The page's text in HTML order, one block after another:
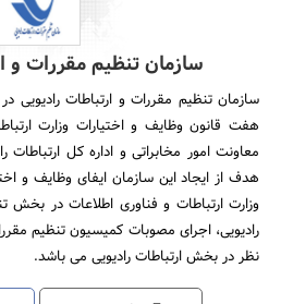
سازمان تنظیم مقررات و
هفت قانون وظایف و اختیارات وزارت
معاونت امور مخابراتی و اداره کل
هدف از ایجاد این سازمان ایفای وظایف و
وزارت ارتباطات و فناوری اطلاعات در بخش
رادیویی، اجرای مصوبات کمیسیون تنظیم
نظر در بخش ارتباطات رادیویی می باشد.